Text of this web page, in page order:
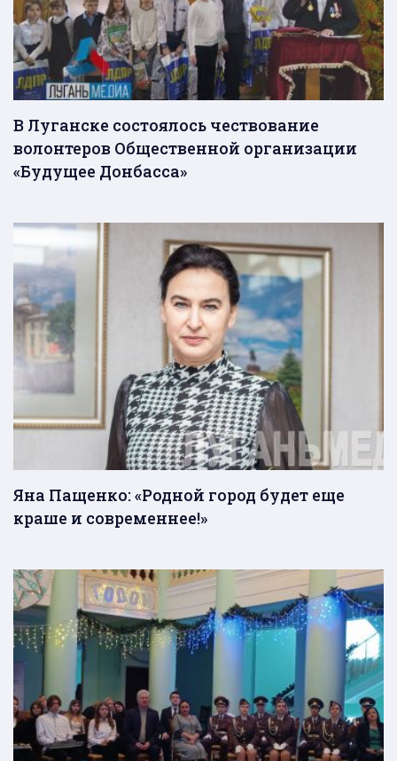
В Луганске состоялось чествование
волонтеров Общественной организации
«Будущее Донбасса»
Яна Пащенко: «Родной город будет еще
краше и современнее!»